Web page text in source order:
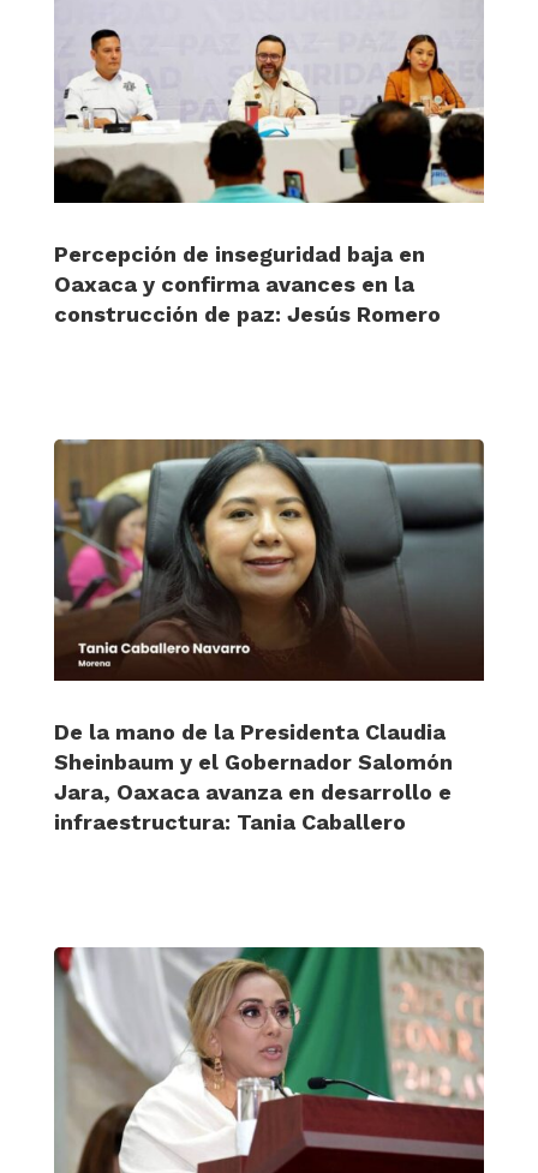
Percepción de inseguridad baja en
Oaxaca y confirma avances en la
construcción de paz: Jesús Romero
De la mano de la Presidenta Claudia
Sheinbaum y el Gobernador Salomón
Jara, Oaxaca avanza en desarrollo e
infraestructura: Tania Caballero